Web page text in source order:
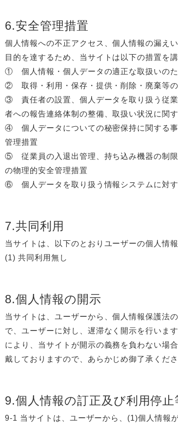
6.安全管理措置
個人情報への不正アクセス、個人情報の漏え
目的を達するため、当サイトは以下の措置を
① 個人情報・個人データの適正な取扱いのた
② 取得・利用・保存・提供・削除・廃棄等
③ 責任者の設置、個人データを取り扱う従業
者への報告連絡体制の整備、取扱い状況に関
④ 個人データについての秘密保持に関する事
管理措置
⑤ 従業員の入退出管理、持ち込み機器の制限
の物理的安全管理措置
⑥ 個人データを取り扱う情報システムに対す
7.共同利用
当サイトは、以下のとおりユーザーの個人情
(1) 共同利用無し
8.個人情報の開示
当サイトは、ユーザーから、個人情報保護法
で、ユーザーに対し、遅滞なく開示を行いま
により、当サイトが開示の義務を負わない場
戴しておりますので、あらかじめ御了承くださ
9.個人情報の訂正及び利用停止
9-1 当サイトは、ユーザーから、(1)個人情報